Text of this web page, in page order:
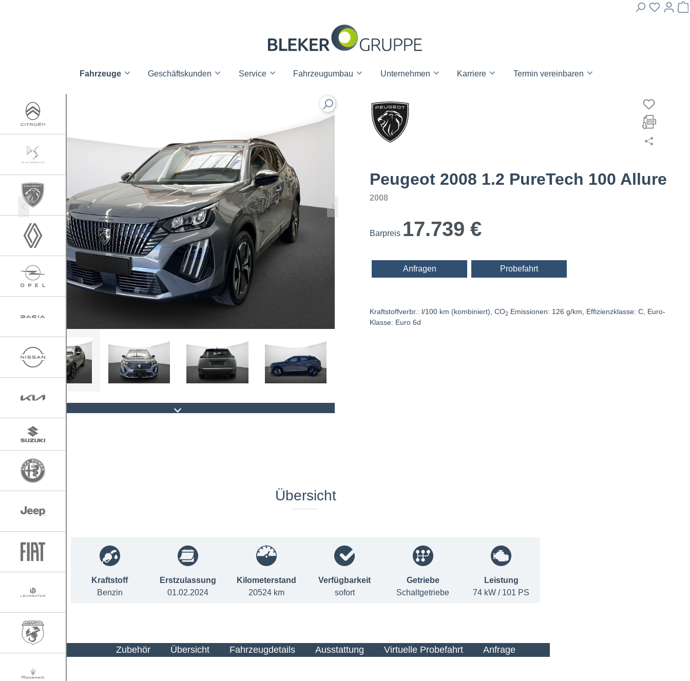
Fahrzeuge Geschäftskunden Service Fahrzeugumbau Unternehmen Karriere Termin vereinbaren
Peugeot 2008 1.2 PureTech 100 Allure
2008
Barpreis 17.739 €
Anfragen Probefahrt
Kraftstoffverbr.: l/100 km (kombiniert), CO2 Emissionen: 126 g/km, Effizienzklasse: C, Euro-
Klasse: Euro 6d
Übersicht
Kraftstoff
Benzin
Erstzulassung
01.02.2024
Kilometerstand
20524 km
Verfügbarkeit
sofort
Getriebe
Schaltgetriebe
Leistung
74 kW / 101 PS
Zubehör Übersicht Fahrzeugdetails Ausstattung Virtuelle Probefahrt Anfrage